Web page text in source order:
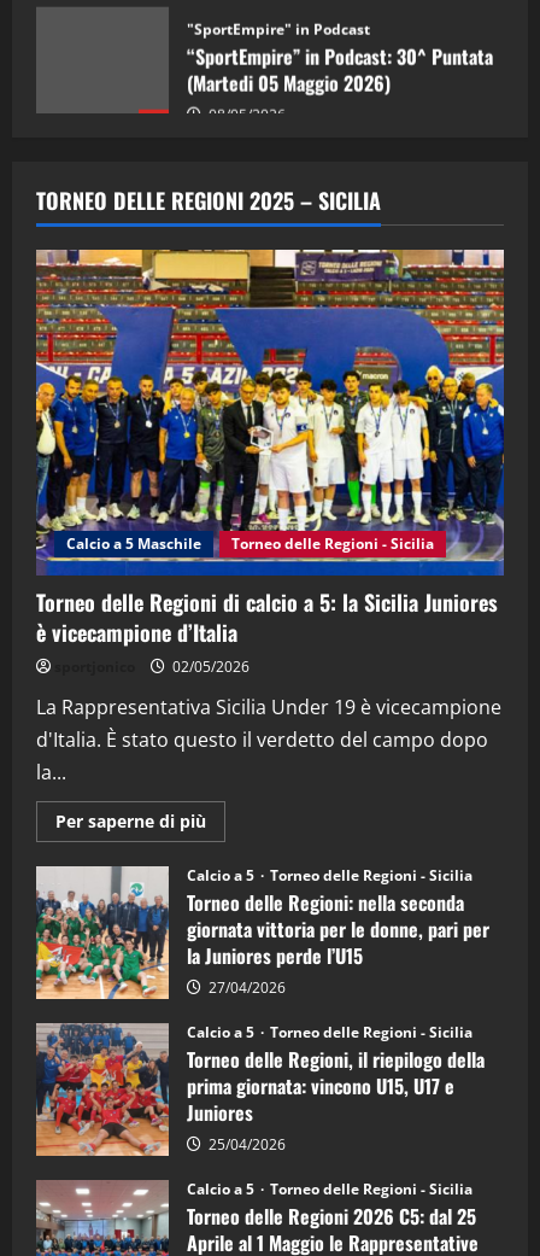
“SportEmpire” in Podcast: 30^ Puntata
(Martedi 05 Maggio 2026)
08/05/2026
2
“SportEmpire” in Podcast: 29^ Puntata
(Martedi 28 Aprile 2026)
28/04/2026
3
"SportEmpire" in Podcast
“SportEmpire” in Podcast: 28^ Puntata
(Martedi 21 Aprile 2026)
21/04/2026
4
"SportEmpire" in Podcast Sport News
“SportEmpire” in Podcast: 27^ Puntata
(Martedi 14 Aprile 2026)
15/04/2026
"SportEmpire" in Podcast
“SportEmpire” in Podcast: 26^ Puntata
08/04/2026
TORNEO DELLE REGIONI 2025 – SICILIA
Calcio a 5 Maschile Torneo delle Regioni - Sicilia
Torneo delle Regioni di calcio a 5: la Sicilia Juniores
è vicecampione d’Italia
02/05/2026
La Rappresentativa Sicilia Under 19 è vicecampione
d'Italia. È stato questo il verdetto del campo dopo
la...
Per saperne di più
informazioni
Torneo
delle
Regioni
di
calcio
a
5:
la
Juniores
è
vicecampione
d’Italia
Calcio a 5 Torneo delle Regioni - Sicilia
Torneo delle Regioni: nella seconda
giornata vittoria per le donne, pari per
la Juniores perde l’U15
27/04/2026
Calcio a 5 Torneo delle Regioni - Sicilia
Torneo delle Regioni, il riepilogo della
prima giornata: vincono U15, U17 e
Juniores
25/04/2026
Calcio a 5 Torneo delle Regioni - Sicilia
Torneo delle Regioni 2026 C5: dal 25
Aprile al 1 Maggio le Rappresentative